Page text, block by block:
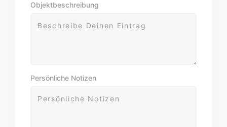
Objektbeschreibung
Persönliche Notizen